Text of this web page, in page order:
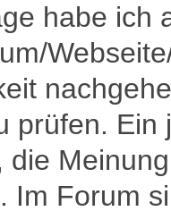
habe ich
prüfen.
die
Im Forum